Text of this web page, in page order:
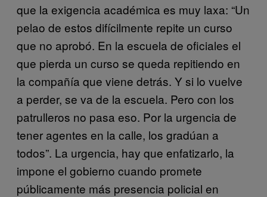
que la exigencia académica es muy laxa: “Un
pelao de estos difícilmente repite un curso
que no aprobó. En la escuela de oficiales el
que pierda un curso se queda repitiendo en
la compañía que viene detrás. Y si lo vuelve
a perder, se va de la escuela. Pero con los
patrulleros no pasa eso. Por la urgencia de
tener agentes en la calle, los gradúan a
todos”. La urgencia, hay que enfatizarlo, la
impone el gobierno cuando promete
públicamente más presencia policial en